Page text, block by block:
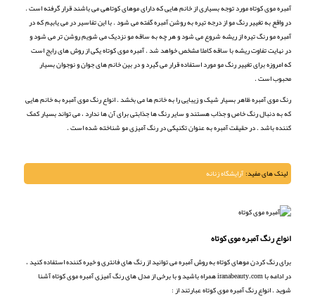
آمبره موی کوتاه مورد توجه بسیاری از خانم هایی که دارای موهای کوتاهی می باشند قرار گرفته است .
در واقع به تغییر رنگ مو از درجه تیره به روشن آمبره گفته می شود . با این تفاسیر در می یابیم که در
آمبره مو رنگ تیره از ریشه شروع می شود و هر چه به ساقه مو نزدیک می شویم روشن تر می شود و
در نهایت تفاوت ریشه با ساقه کاملا مشخص خواهد شد . آمبره موی کوتاه یکی از روش های رایج است
که امروزه برای تغییر رنگ مو مورد استفاده قرار می گیرد و در بین خانم های جوان و نوجوان بسیار
محبوب است .
رنگ موی آمبره ظاهر بسیار شیک و زیبایی را به خانم ها می بخشد . انواع رنگ موی آمبره به خانم هایی
که به دنبال رنگ خاص و جذاب هستند و سایر رنگ ها جذابتی برای آن ها ندارد ، می تواند بسیار کمک
کننده باشد . در حقیقت آمبره به عنوان تکنیکی در رنگ آمیزی مو شناخته شده است .
لینک های مفید: آرایشگاه زنانه
انواع رنگ آمبره موی کوتاه
برای رنگ کردن موهای کوتاه به روش آمبره می توانید از رنگ های فانتری و خیره کننده استفاده کنید ،
در ادامه با iranabeauty.com همراه باشید و با برخی از مدل های رنگ آمیزی آمبره موی کوتاه آشنا
شوید . انواع رنگ آمبره موی کوتاه عبارتند از :